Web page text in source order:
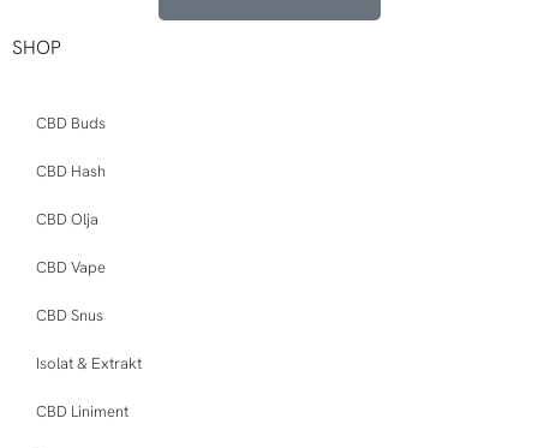
SHOP
CBD Buds
CBD Hash
CBD Olja
CBD Vape
CBD Snus
Isolat & Extrakt
CBD Liniment